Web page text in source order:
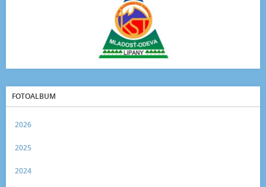
FOTOALBUM
2026
2025
2024